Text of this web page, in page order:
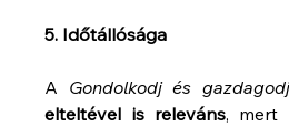
5. Időtállósága
A Gondolkodj és gazdagodj
elteltével is releváns, mert